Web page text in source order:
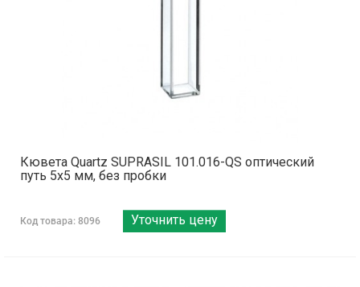
Кювета Quartz SUPRASIL 101.016-QS оптический
путь 5х5 мм, без пробки
Код товара: 8096 Уточнить цену